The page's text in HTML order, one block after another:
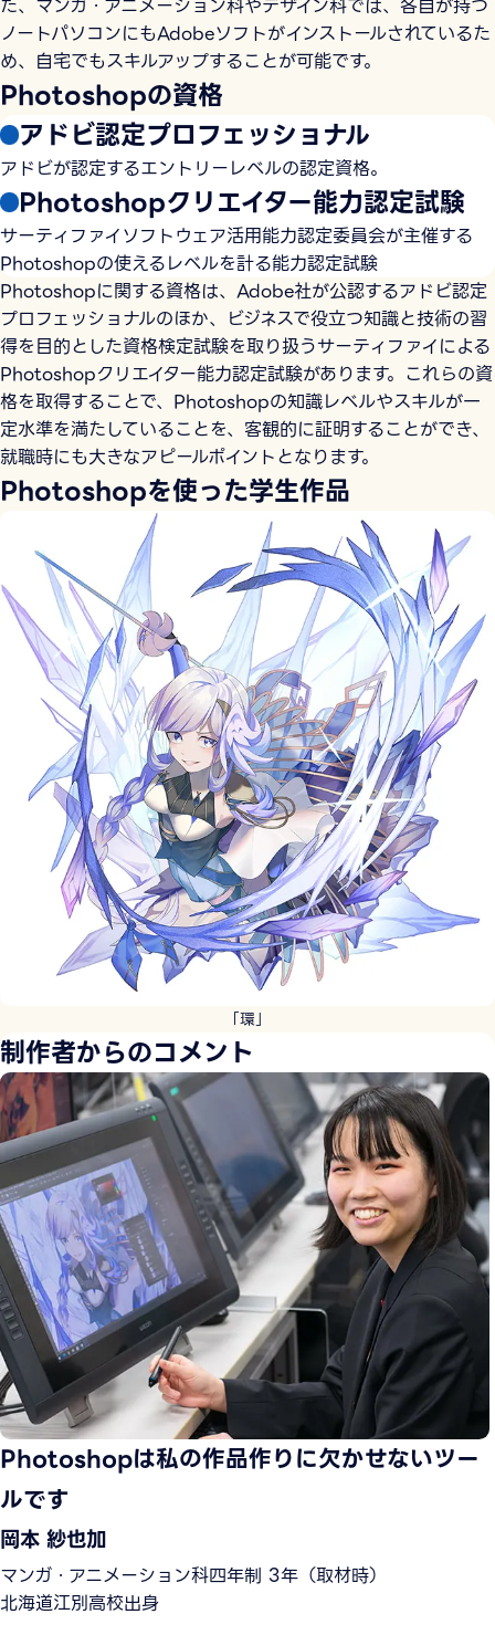
ノートパソコンにもAdobeソフトがインストールされているた
め、自宅でもスキルアップすることが可能です。
Photoshopの資格
アドビ認定プロフェッショナル
アドビが認定するエントリーレベルの認定資格。
Photoshopクリエイター能力認定試験
サーティファイソフトウェア活用能力認定委員会が主催する
Photoshopの使えるレベルを計る能力認定試験
Photoshopに関する資格は、Adobe社が公認するアドビ認定
プロフェッショナルのほか、ビジネスで役立つ知識と技術の習
得を目的とした資格検定試験を取り扱うサーティファイによる
Photoshopクリエイター能力認定試験があります。これらの資
格を取得することで、Photoshopの知識レベルやスキルが一
定水準を満たしていることを、客観的に証明することができ、
就職時にも大きなアピールポイントとなります。
Photoshopを使った学生作品
「環」
制作者からのコメント
Photoshopは私の作品作りに欠かせないツー
ルです
岡本 紗也加
マンガ・アニメーション科四年制 3年（取材時）
北海道江別高校出身